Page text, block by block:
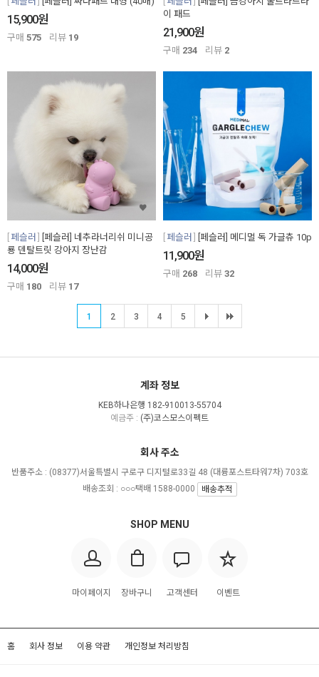
15,900원
구매 575 리뷰 19
이 패드
21,900원
구매 234 리뷰 2
페슬러
[페슬러] 네추라너리쉬 미니공
룡 덴탈트릿 강아지 장난감
14,000원
구매 180 리뷰 17
페슬러 [페슬러] 메디멀 독 가글츄 10p
11,900원
구매 268 리뷰 32
1 2 3 4 5
계좌 정보
KEB하나은행 182-910013-55704
예금주 : (주)코스모스이펙트
SHOP MENU
마이페이지 장바구니 고객센터 이벤트
회사 주소
반품주소 : (08377)서울특별시 구로구 디지털로33길 48 (대륭포스트타워7차) 703호
배송조회 : ○○○택배 1588-0000
배송추적
홈 회사 정보 이용 약관 개인정보 처리방침